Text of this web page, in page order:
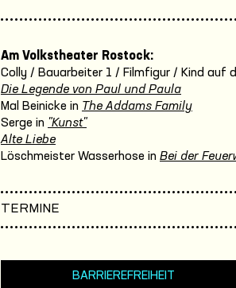
Am Volkstheater Rostock:
Colly / Bauarbeiter 1 / Filmfigur / Kind auf
Die Legende von Paul und Paula
Mal Beinicke in The Addams Family
Serge in "Kunst"
Alte Liebe
Löschmeister Wasserhose in Bei der
TERMINE
BARRIEREFREIHEIT